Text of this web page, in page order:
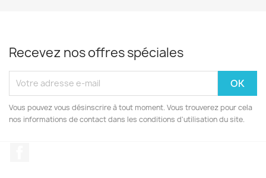
Recevez nos offres spéciales
Vous pouvez vous désinscrire à tout moment. Vous trouverez pour cela
nos informations de contact dans les conditions d'utilisation du site.